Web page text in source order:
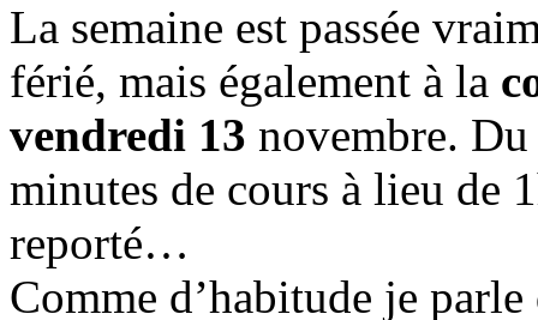
La semaine est passée
férié, mais également à la
vendredi 13 novembre. Du
minutes de cours à lieu de
reporté…
Comme d’habitude je